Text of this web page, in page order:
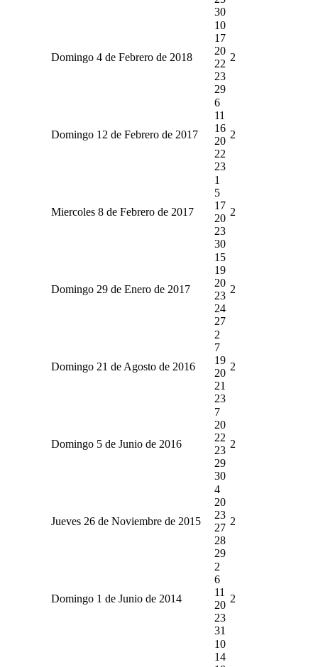
30
Domingo 4 de Febrero de 2018
10
17
20
22
23
29
2
Domingo 12 de Febrero de 2017
6
11
16
20
22
23
2
Miercoles 8 de Febrero de 2017
1
5
17
20
23
30
2
Domingo 29 de Enero de 2017
15
19
20
23
24
27
2
Domingo 21 de Agosto de 2016
2
7
19
20
21
23
2
Domingo 5 de Junio de 2016
7
20
22
23
29
30
2
Jueves 26 de Noviembre de 2015
4
20
23
27
28
29
2
Domingo 1 de Junio de 2014
2
6
11
20
23
31
2
10
14